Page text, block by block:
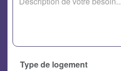
Type de logement